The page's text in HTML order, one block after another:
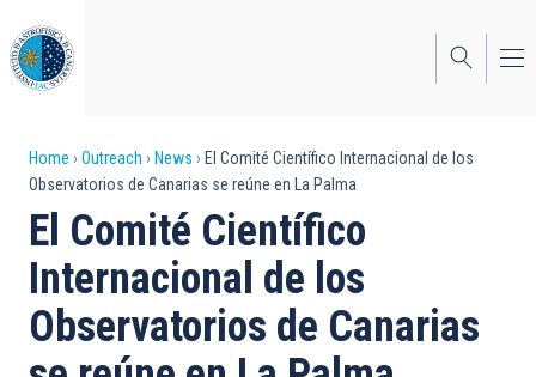
to
main
content
Breadcrumb
Home Outreach News
El Comité Científico Internacional de los
Observatorios de Canarias se reúne en La Palma
El Comité Científico
Internacional de los
Observatorios de Canarias